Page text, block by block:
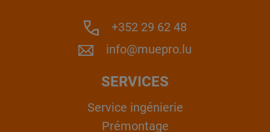
+352 29 62 48
info@muepro.lu
SERVICES
Service ingénierie
Prémontage